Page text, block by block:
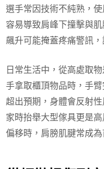
選手常因技術不純熟，
容易導致肩峰下撞擊與
飆升可能掩蓋疼痛警訊
日常生活中，從高處取
手拿取櫃頂物品時，手
超出預期，身體會反射
家時抬舉大型傢具更是
偏移時，肩膀肌腱常成